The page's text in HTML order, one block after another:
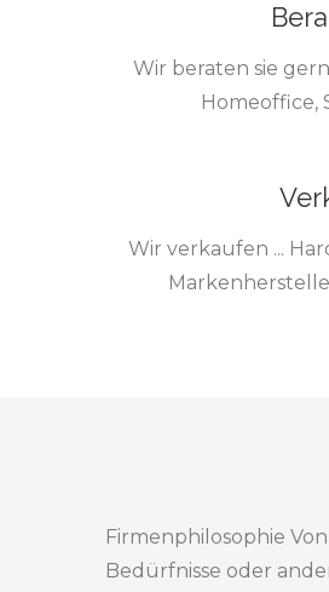
Wir beraten sie
Homeoffice,
Wir verkaufen ...
Firmenphilosophie
Bedürfnisse oder